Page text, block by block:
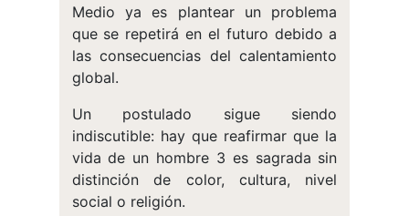
Medio ya es plantear un problema
que se repetirá en el futuro debido a
las consecuencias del calentamiento
global.
Un postulado sigue siendo
indiscutible: hay que reafirmar que la
vida de un hombre 3 es sagrada sin
distinción de color, cultura, nivel
social o religión.